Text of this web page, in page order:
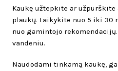
Kaukę užtepkite ar
plaukų. Laikykite nuo 5 iki 30
nuo gamintojo
vandeniu.
Naudodami tinkamą kaukę,